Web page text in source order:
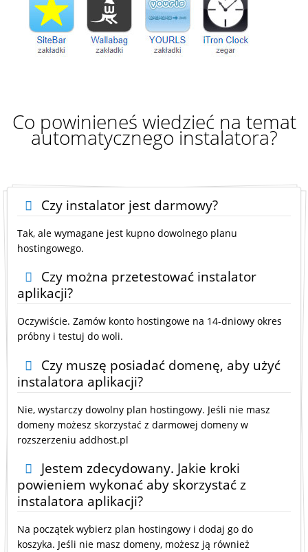
Co powinieneś wiedzieć na temat
automatycznego instalatora?
Czy instalator jest darmowy?
Tak, ale wymagane jest kupno dowolnego planu
hostingowego.
Czy można przetestować instalator
aplikacji?
Oczywiście. Zamów konto hostingowe na 14-dniowy okres
próbny i testuj do woli.
Czy muszę posiadać domenę, aby użyć
instalatora aplikacji?
Nie, wystarczy dowolny plan hostingowy. Jeśli nie masz
domeny możesz skorzystać z darmowej domeny w
rozszerzeniu addhost.pl
Jestem zdecydowany. Jakie kroki
powieniem wykonać aby skorzystać z
instalatora aplikacji?
Na początek wybierz plan hostingowy i dodaj go do
koszyka. Jeśli nie masz domeny, możesz ją również